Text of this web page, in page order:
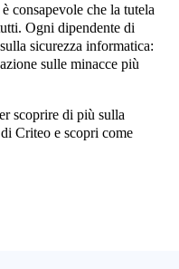
consapevole che la tutela
Ogni dipendente di
sicurezza informatica:
sulle minacce più
scoprire di più sulla
Criteo e scopri come